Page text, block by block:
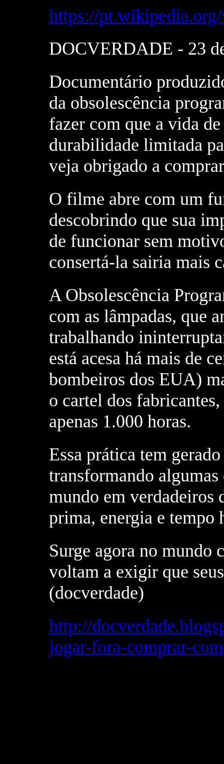
https://
DOCVERDADE - 23
Documentário
da obsolescência
fazer com que a vida
durabilidade limitada
veja obrigado a
O filme abre com um
descobrindo que sua
de funcionar sem
consertá-la sairia mais
A Obsolescência
com as lâmpadas, que
trabalhando
está acesa há mais de
bombeiros dos EUA)
o cartel dos
apenas 1.000 horas.
Essa prática tem
transformando
mundo em verdadeiros
prima, energia e tempo
Surge agora no mundo
voltam a exigir que
(docverdade)
http://
jogar-fora-comprar-